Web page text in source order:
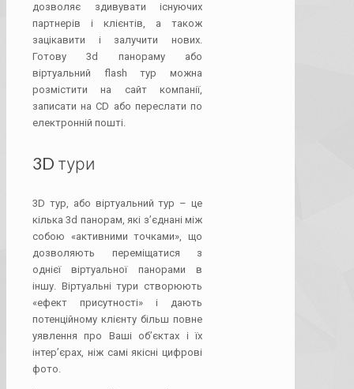
дозволяє здивувати існуючих
партнерів і клієнтів, а також
зацікавити і залучити нових.
Готову 3d панораму або
віртуальний flash тур можна
розмістити на сайт компанії,
записати на CD або переслати по
електронній пошті.
3D тури
3D тур, або віртуальний тур – це
кілька 3d панорам, які з’єднані між
собою «активними точками», що
дозволяють переміщатися з
однієї віртуальної панорами в
іншу. Віртуальні тури створюють
«ефект присутності» і дають
потенційному клієнту більш повне
уявлення про Ваші об’єктах і їх
інтер’єрах, ніж самі якісні цифрові
фото.